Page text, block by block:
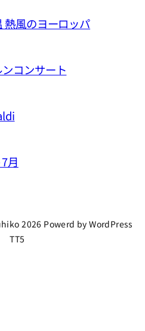
熱風のヨーロッパ
コンサート
月
2026 Powerd by WordPress
TT5